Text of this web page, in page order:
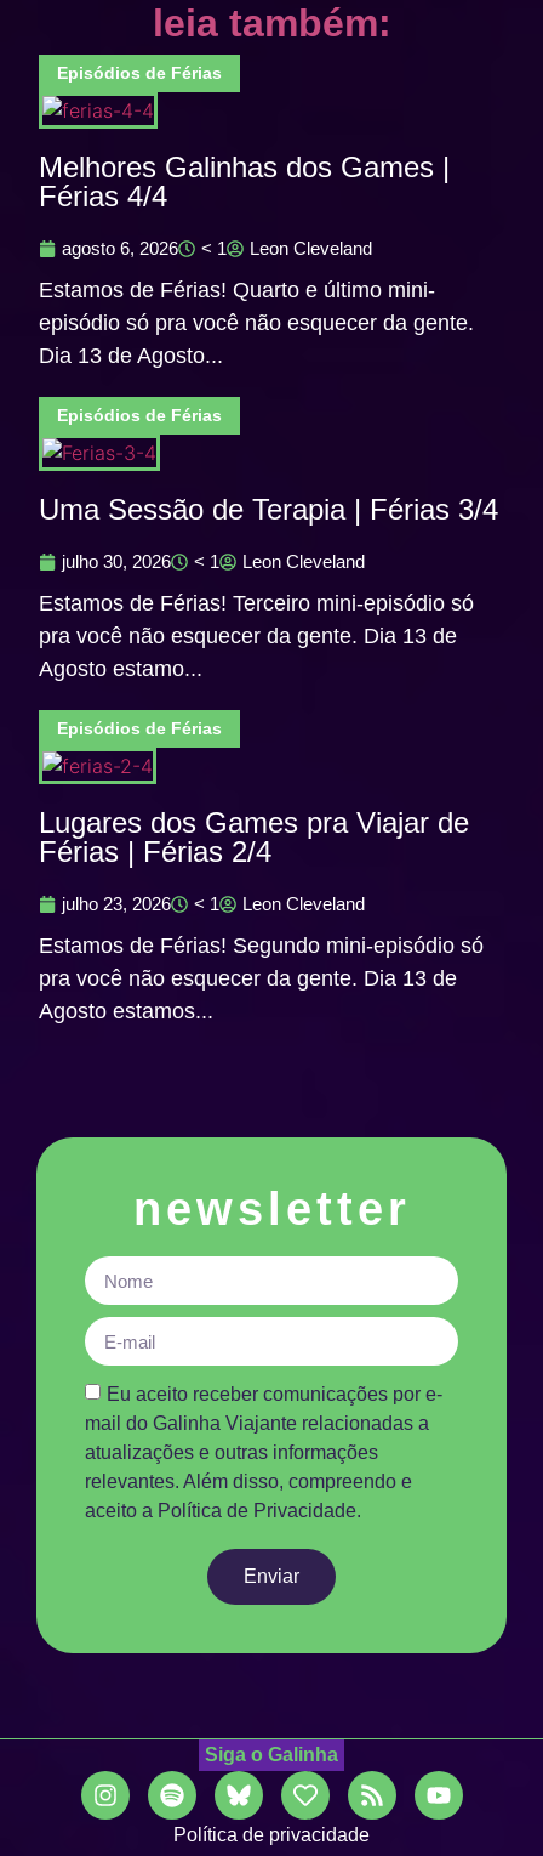
leia também:
Episódios de Férias
Melhores Galinhas dos Games |
Férias 4/4
agosto 6, 2026 < 1 Leon Cleveland
Estamos de Férias! Quarto e último mini-
episódio só pra você não esquecer da gente.
Dia 13 de Agosto...
Episódios de Férias
Uma Sessão de Terapia | Férias 3/4
julho 30, 2026 < 1 Leon Cleveland
Estamos de Férias! Terceiro mini-episódio só
pra você não esquecer da gente. Dia 13 de
Agosto estamo...
Episódios de Férias
Lugares dos Games pra Viajar de
Férias | Férias 2/4
julho 23, 2026 < 1 Leon Cleveland
Estamos de Férias! Segundo mini-episódio só
pra você não esquecer da gente. Dia 13 de
Agosto estamos...
newsletter
Eu aceito receber comunicações por e-
mail do Galinha Viajante relacionadas a
atualizações e outras informações
relevantes. Além disso, compreendo e
aceito a Política de Privacidade.
Enviar
Siga o Galinha
Política de privacidade